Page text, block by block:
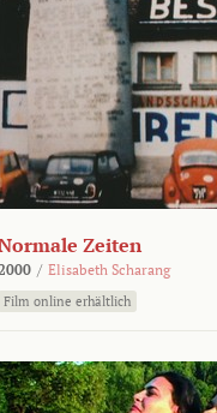
Zeiten
/ Elisabeth Scharang
Film online erhältlich